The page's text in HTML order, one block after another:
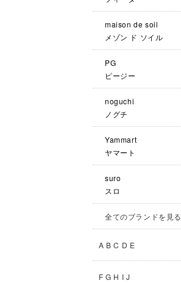
maison de soil
メゾン ド ソイル
PG
ピージー
noguchi
ノグチ
Yammart
ヤマート
suro
スロ
全てのブランドを見る
A B C D E
F G H I J